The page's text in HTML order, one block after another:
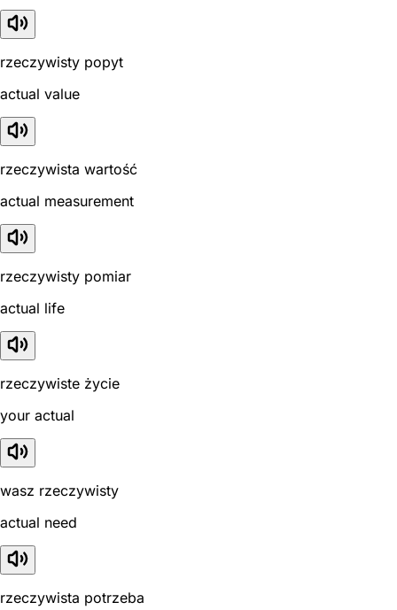
rzeczywisty popyt
actual value
rzeczywista wartość
actual measurement
rzeczywisty pomiar
actual life
rzeczywiste życie
your actual
wasz rzeczywisty
actual need
rzeczywista potrzeba